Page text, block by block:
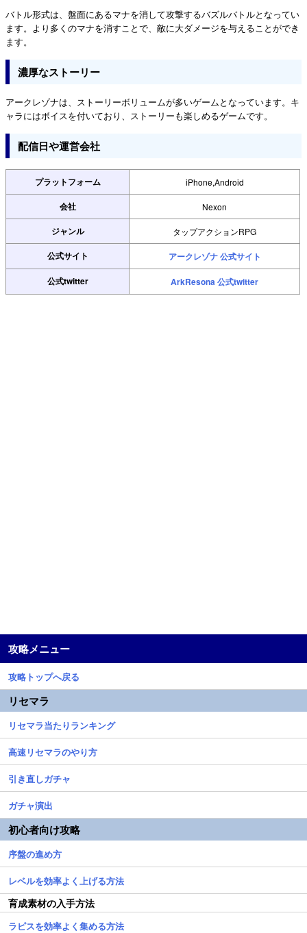
バトル形式は、盤面にあるマナを消して攻撃するバズルバトルとなってい
ます。より多くのマナを消すことで、敵に大ダメージを与えることができ
ます。
濃厚なストーリー
アークレゾナは、ストーリーボリュームが多いゲームとなっています。キ
ャラにはボイスを付いており、ストーリーも楽しめるゲームです。
配信日や運営会社
プラットフォーム iPhone,Android
会社 Nexon
ジャンル タップアクションRPG
公式サイト
アークレゾナ 公式サイト
公式twitter
ArkResona 公式twitter
攻略メニュー
攻略トップへ戻る
リセマラ
リセマラ当たりランキング
高速リセマラのやり方
引き直しガチャ
ガチャ演出
初心者向け攻略
序盤の進め方
レベルを効率よく上げる方法
育成素材の入手方法
ラピスを効率よく集める方法